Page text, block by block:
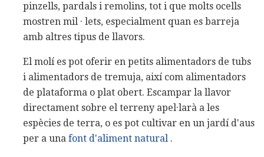
pinzells, pardals i remolins, tot i que molts ocells
mostren mil · lets, especialment quan es barreja
amb altres tipus de llavors.
El molí es pot oferir en petits alimentadors de tubs
i alimentadors de tremuja, així com alimentadors
de plataforma o plat obert. Escampar la llavor
directament sobre el terreny apel·larà a les
espècies de terra, o es pot cultivar en un jardí d'aus
per a una font d'aliment natural .